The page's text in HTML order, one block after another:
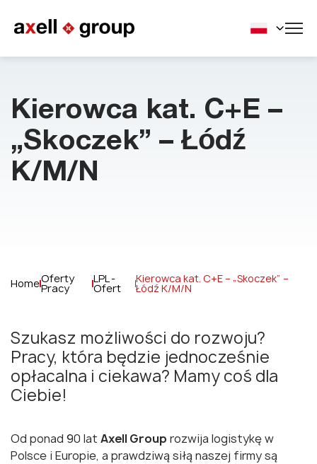
Kierowca kat. C+E –
„Skoczek” – Łódź
K/M/N
HomeOferty
Pracy
LPL -
Ofert
Kierowca kat. C+E – „Skoczek” –
Łódź K/M/N
Szukasz możliwości do rozwoju?
Pracy, która będzie jednocześnie
opłacalna i ciekawa? Mamy coś dla
Ciebie!
Od ponad 90 lat Axell Group rozwija logistykę w
Polsce i Europie, a prawdziwą siłą naszej firmy są